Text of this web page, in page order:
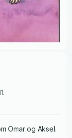
.
Omar og Aksel.